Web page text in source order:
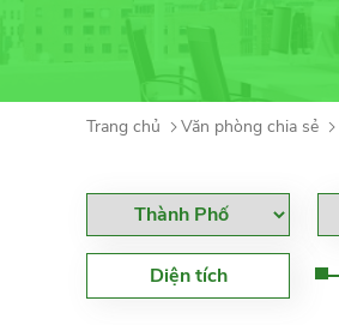
Trang chủ Văn phòng chia sẻ
Diện tích